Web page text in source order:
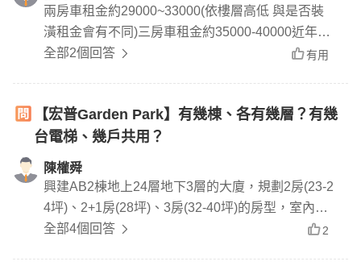
兩房車租金約29000~33000(依樓層高低 與是否裝
潢租金會有不同)三房車租金約35000-40000近年租
金走勢平穩
全部2個回答 有用
【宏普Garden Park】有幾棟、各有幾層？有幾
台電梯、幾戶共用？
陳權舜
興建AB2棟地上24層地下3層的大廈，規劃2房(23-2
4坪)、2+1房(28坪)、3房(32-40坪)的房型，室內高
度約3米6，A棟平均一層7戶共用2部電梯，B棟平均
全部4個回答 2